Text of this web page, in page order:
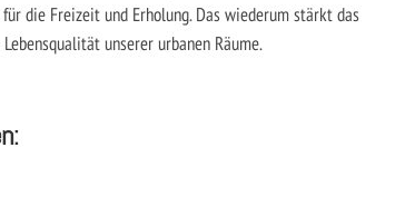
die Freizeit und Erholung. Das wiederum stärkt das
unserer urbanen Räume.